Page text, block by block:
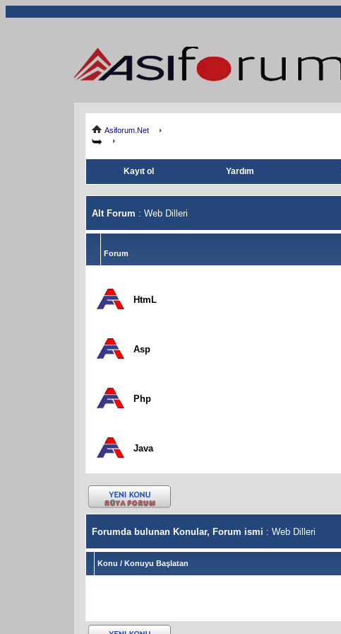
Asiforum.Net
Kayıt ol Yardım
Alt Forum : Web Dilleri
Forum
HtmL
Asp
Php
Java
Forumda bulunan Konular, Forum ismi : Web Dilleri
Konu / Konuyu Başlatan